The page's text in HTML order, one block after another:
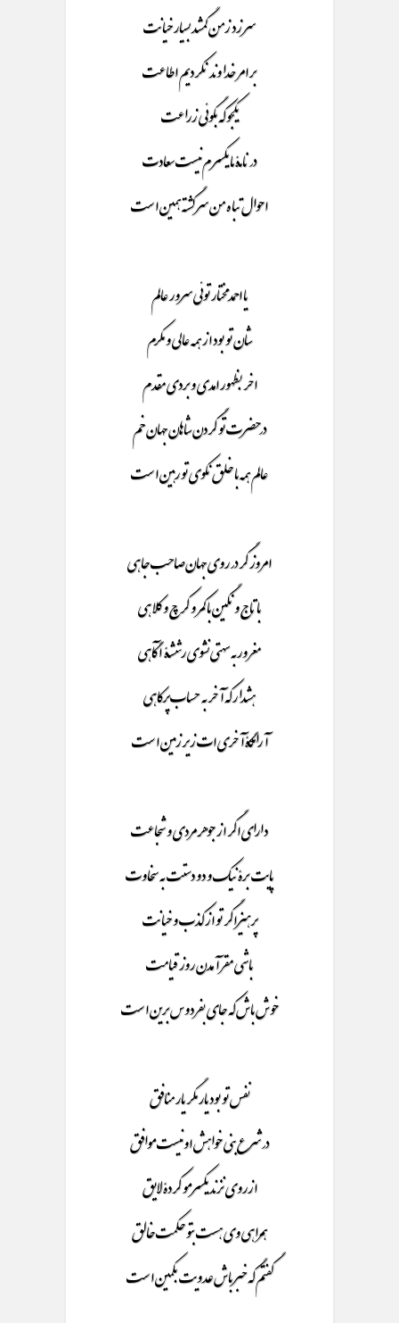
سر زد زمن گمشد بسیار خیانت
بر امر خداوند نکردیم اطاعت
یکجو که بگوئی زراعت
در نامۀ ما یکسر م نیست سعادت
احوال تباه من سر گشته همین است
یا احمد مختار توئی سرور عالم
شان تو بود از همه عالی و مکرم
اخر بظهور امدی و بردی مقدم
در حضرت تو گردن شاهان جهان خم
عالم همه با خلق نکوی تو رهین است
امروز گر در روی جهان صاحب جاهی
با تاج و نگین با کمر و کرچ و کلاهی
مغرور به سهتی نشوی رششۀ آگاهی
هشدار که آخر به حساب پرکاهی
آرامگۀ آخری ات زیر زمین است
دارای اگر از جوهر مردی و شجاعت
پایت برۀ نیک و دو دستت به سخاوت
پر هیزاگر تو از کذب و خیانت
باشی مقر آمدن روز قیامت
خوش باش که جای بفردوس برین است
نفس تو بود یار مگر یار منافق
در شرع بنی خواهش او نیست موافق
ازروی نزند یکسرمو کردۀ لایق
همراهی وی هست بتو حکمت خالق
گفتم گه خبر باش عدویت بکمین است